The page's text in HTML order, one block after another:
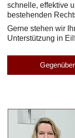
schnelle, effektive
bestehenden
Gerne stehen wir
Unterstützung in